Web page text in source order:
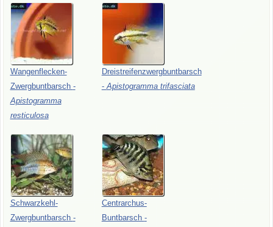
Wangenflecken-
Zwergbuntbarsch -
Apistogramma
resticulosa
Dreistreifenzwergbuntbarsch
- Apistogramma trifasciata
Schwarzkehl-
Zwergbuntbarsch -
Centrarchus-
Buntbarsch -